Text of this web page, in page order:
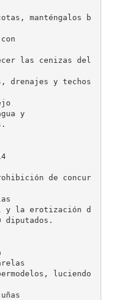
manténgalos b
las cenizas del
drenajes y techos
y
de concur
y la erotización d
diputados.
luciendo